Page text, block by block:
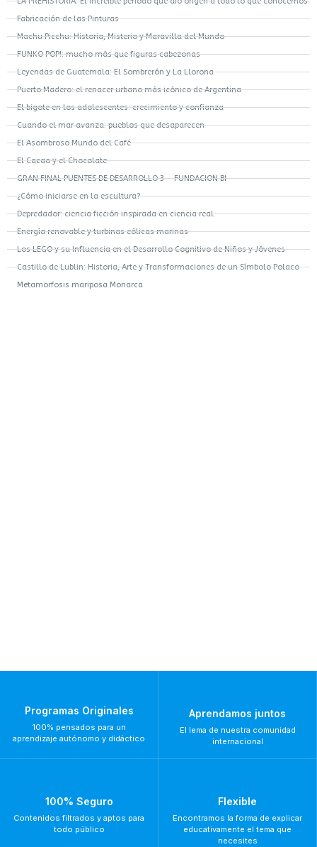
Fabricación de las Pinturas
Machu Picchu: Historia, Misterio y Maravilla del Mundo
FUNKO POP!: mucho más que figuras cabezonas
Leyendas de Guatemala: El Sombrerón y La Llorona
Puerto Madero: el renacer urbano más icónico de Argentina
El bigote en los adolescentes: crecimiento y confianza
Cuando el mar avanza: pueblos que desaparecen
El Asombroso Mundo del Café
El Cacao y el Chocolate
GRAN FINAL PUENTES DE DESARROLLO 3 – FUNDACION BI
¿Cómo iniciarse en la escultura?
Depredador: ciencia ficción inspirada en ciencia real
Energía renovable y turbinas eólicas marinas
Los LEGO y su Influencia en el Desarrollo Cognitivo de Niños y Jóvenes
Castillo de Lublin: Historia, Arte y Transformaciones de un Símbolo Polaco
Metamorfosis mariposa Monarca
Programas Originales
100% pensados para un
aprendizaje autónomo y didáctico
Aprendamos juntos
El lema de nuestra comunidad
internacional
100% Seguro
Contenidos filtrados y aptos para
todo público
Flexible
Encontramos la forma de explicar
educativamente el tema que
necesites